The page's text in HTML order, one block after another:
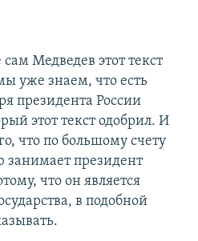
Медведев этот текст
уже знаем, что есть
президента России
этот текст одобрил. И
что по большому счету
занимает президент
что он является
в подобной